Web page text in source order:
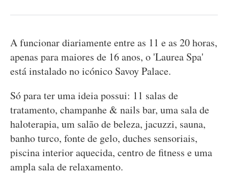
A funcionar diariamente entre as 11 e as 20 horas,
apenas para maiores de 16 anos, o 'Laurea Spa'
está instalado no icónico Savoy Palace.
Só para ter uma ideia possui: 11 salas de
tratamento, champanhe & nails bar, uma sala de
haloterapia, um salão de beleza, jacuzzi, sauna,
banho turco, fonte de gelo, duches sensoriais,
piscina interior aquecida, centro de fitness e uma
ampla sala de relaxamento.